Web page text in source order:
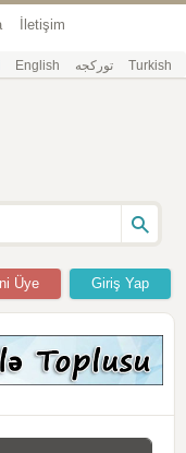
İletişim
English تورکجه Turkish
Giriş Yap
Üye